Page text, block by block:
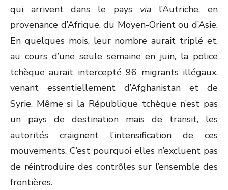
qui arrivent dans le pays via l’Autriche, en
provenance d’Afrique, du Moyen-Orient ou d’Asie.
En quelques mois, leur nombre aurait triplé et,
au cours d’une seule semaine en juin, la police
tchèque aurait intercepté 96 migrants illégaux,
venant essentiellement d’Afghanistan et de
Syrie. Même si la République tchèque n’est pas
un pays de destination mais de transit, les
autorités craignent l’intensification de ces
mouvements. C’est pourquoi elles n’excluent pas
de réintroduire des contrôles sur l’ensemble des
frontières.